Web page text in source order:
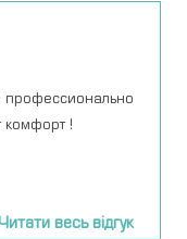
комфорт !
весь відгук